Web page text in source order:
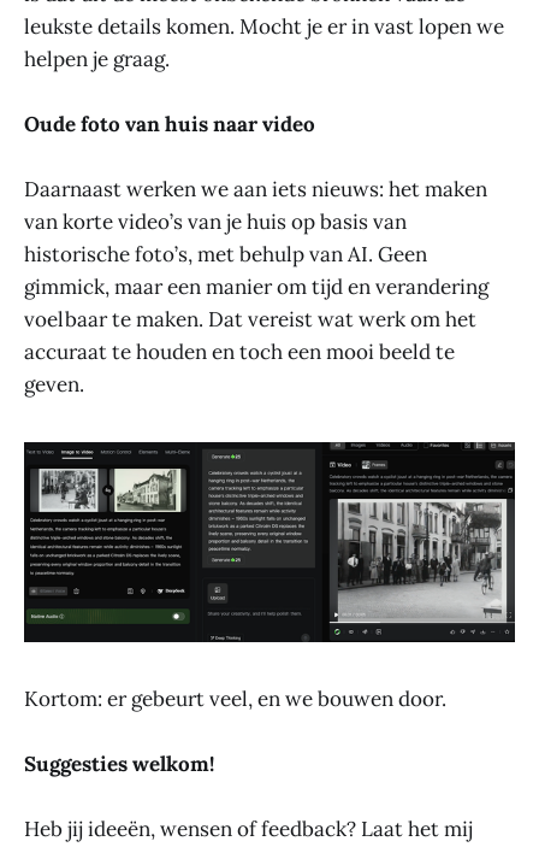
leukste details komen. Mocht je er in vast lopen we
helpen je graag.
Oude foto van huis naar video
Daarnaast werken we aan iets nieuws: het maken
van korte video’s van je huis op basis van
historische foto’s, met behulp van AI. Geen
gimmick, maar een manier om tijd en verandering
voelbaar te maken. Dat vereist wat werk om het
accuraat te houden en toch een mooi beeld te
geven.
Kortom: er gebeurt veel, en we bouwen door.
Suggesties welkom!
Heb jij ideeën, wensen of feedback? Laat het mij